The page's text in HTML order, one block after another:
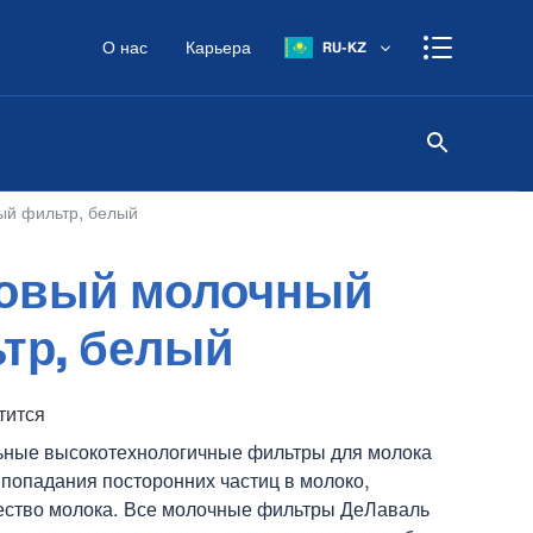
О нас Карьера RU-KZ
фильтр, белый
молочный
белый
высокотехнологичные фильтры для молока
посторонних частиц в молоко,
молока. Все молочные фильтры ДеЛаваль